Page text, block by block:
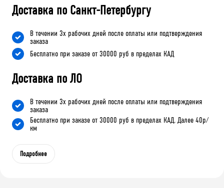
Доставка по Санкт-Петербургу
В течении 3х рабочих дней после оплаты или подтверждения
заказа
Бесплатно при заказе от 30000 руб в пределах КАД
Доставка по ЛО
В течении 3х рабочих дней после оплаты или подтверждения
заказа
Бесплатно при заказе от 30000 руб в пределах КАД. Далее 40р/
км
Подробнее